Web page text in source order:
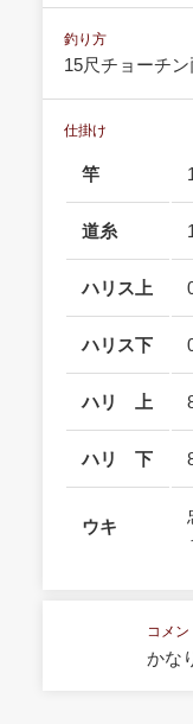
釣り方
15尺チョーチ
仕掛け
竿
道糸
ハリス上
ハリス下
ハリ 上
ハリ 下
ウキ
コメン
かな